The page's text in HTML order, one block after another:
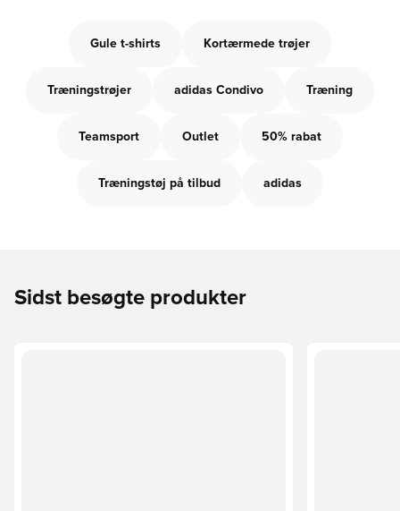
Gule t-shirts Kortærmede trøjer
Træningstrøjer adidas Condivo Træning
Teamsport Outlet 50% rabat
Træningstøj på tilbud adidas
Sidst besøgte produkter